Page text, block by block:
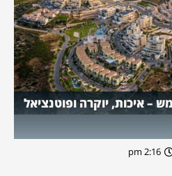
– איכות, יוקרה ופוטנציאל
2:16 pm